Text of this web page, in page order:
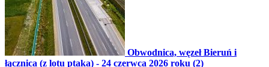
Obwodnica, węzeł Bieruń i
łącznica (z lotu ptaka) - 24 czerwca 2026 roku (2)